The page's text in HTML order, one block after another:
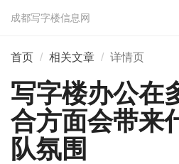
成都写字楼信息网
首页 相关文章 详情页
写字楼办公在
合方面会带来
队氛围